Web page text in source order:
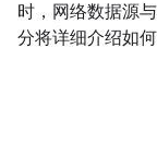
时，网络数据源
分将详细介绍如何